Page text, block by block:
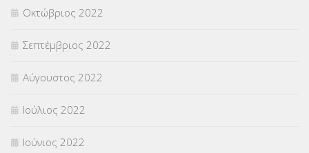
Οκτώβριος 2022
Σεπτέμβριος 2022
Αύγουστος 2022
Ιούλιος 2022
Ιούνιος 2022